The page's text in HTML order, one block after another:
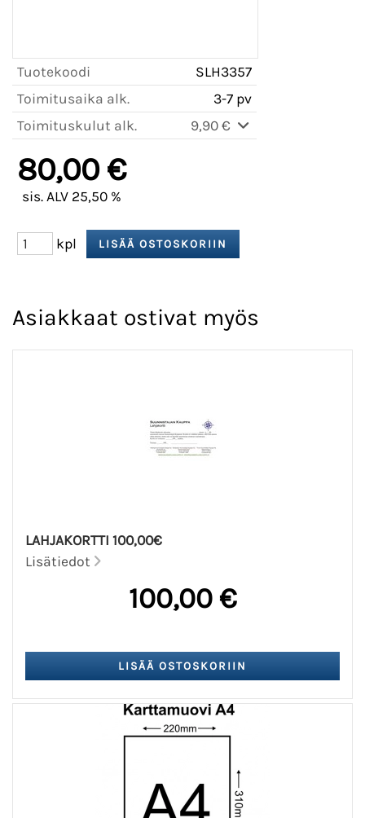
Tuotekoodi
SLH3357
Toimitusaika alk.
3-7 pv
Toimituskulut alk.
9,90 €
80,00 €
sis. ALV 25,50 %
kpl
Asiakkaat ostivat myös
LAHJAKORTTI 100,00€
Lisätiedot
100,00 €